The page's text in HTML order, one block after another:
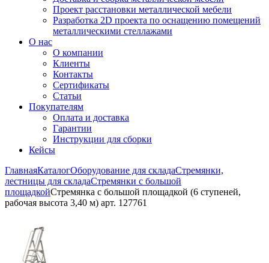
Проект расстановки металлической мебели
Разработка 2D проекта по оснащению помещений
металлическими стеллажами
О нас
О компании
Клиенты
Контакты
Сертификаты
Статьи
Покупателям
Оплата и доставка
Гарантии
Инструкции для сборки
Кейсы
ГлавнаяКаталогОборудование для складаСтремянки,
лестницы для складаСтремянки с большой
площадкойСтремянка с большой площадкой (6 ступеней,
рабочая высота 3,40 м) арт. 127761